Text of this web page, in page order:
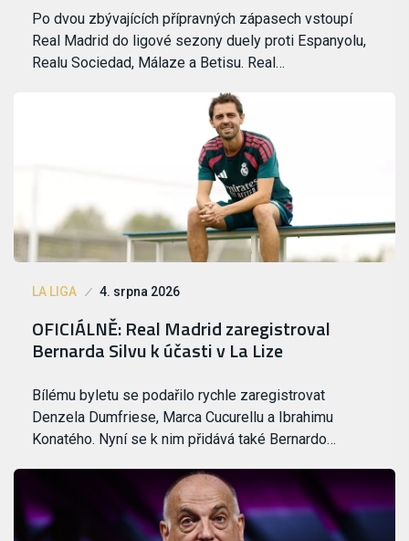
Po dvou zbývajících přípravných zápasech vstoupí
Real Madrid do ligové sezony duely proti Espanyolu,
Realu Sociedad, Málaze a Betisu. Real…
LA LIGA 4. srpna 2026
OFICIÁLNĚ: Real Madrid zaregistroval
Bernarda Silvu k účasti v La Lize
Bílému byletu se podařilo rychle zaregistrovat
Denzela Dumfriese, Marca Cucurellu a Ibrahimu
Konatého. Nyní se k nim přidává také Bernardo…